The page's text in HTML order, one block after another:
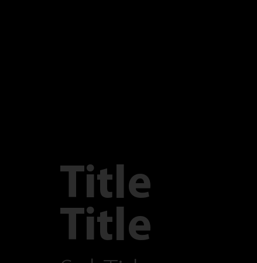
Title
Title